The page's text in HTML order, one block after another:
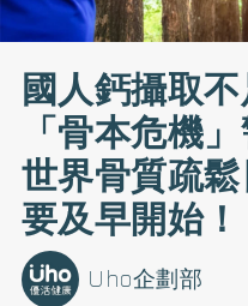
國人鈣攝取
「骨本危機
世界骨質疏
要及早開始！
Uho企劃部